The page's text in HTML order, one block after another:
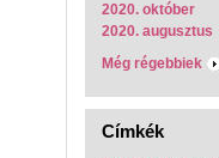
2020. október
2020. augusztus
Még régebbiek
Címkék